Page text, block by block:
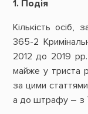
1. Подія
Кількість
365-2
2012 до 2019
майже у триста
за цими
а до штрафу – з